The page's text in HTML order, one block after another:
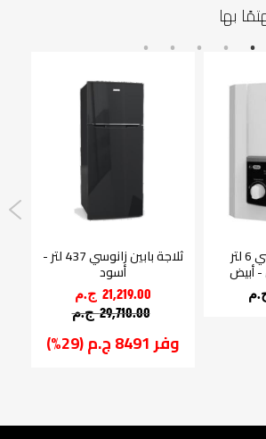
بها
سخان غاز زانوسي 6 لتر
- أبيض
ثلاجة بابين زانوسي 437 لتر -
أسود
21,219.00 ج.م‏
29,710.00 ج.م‏
وفر 8491 ج.م (29%)